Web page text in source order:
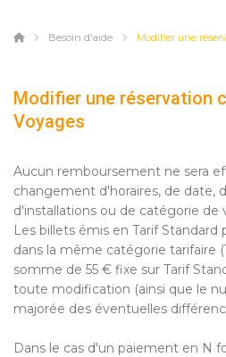
Besoin d'aide Modifier une
Modifier une réservation
Voyages
Aucun remboursement ne sera
changement d'horaires, de date,
d'installations ou de catégorie de
Les billets émis en Tarif
dans la même catégorie tarifaire
somme de 55 € fixe sur Tarif
toute modification (ainsi que le
majorée des éventuelles
Dans le cas d'un paiement en N